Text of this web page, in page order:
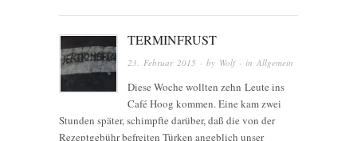
TERMINFRUST
23. Februar 2015 · by Wolf· inAllgemein
Diese Woche wollten zehn Leute ins
Café Hoog kommen. Eine kam zwei
Stunden später, schimpfte darüber, daß die von der
Rezeptgebühr befreiten Türken angeblich unser